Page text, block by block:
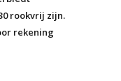
rookvrij zijn.
rekening